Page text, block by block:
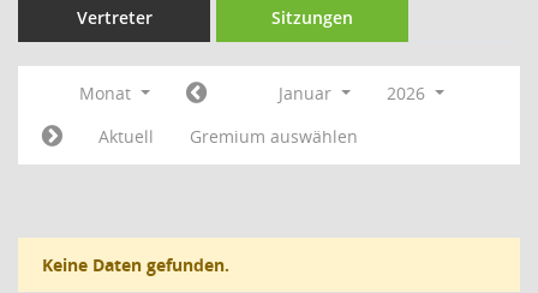
Vertreter Sitzungen
Monat Januar
2026
Aktuell
Gremium auswählen
Keine Daten gefunden.